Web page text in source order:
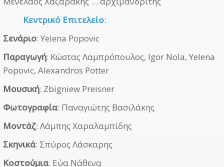
Κεντρικό Επιτελείο:
Σενάριο: Yelena Popovic
Παραγωγή: Κώστας Λαμπρόπουλος, Igor Nola, Yelena
Popovic, Alexandros Potter
Μουσική: Zbigniew Preisner
Φωτογραφία: Παναγιώτης Βασιλάκης
Μοντάζ: Λάμπης Χαραλαμπίδης
Σκηνικά: Σπύρος Λάσκαρης
Κοστούμια: Εύα Νάθενα